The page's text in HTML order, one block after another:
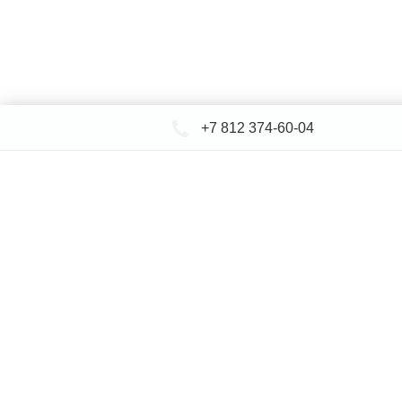
+7 812 374-60-04